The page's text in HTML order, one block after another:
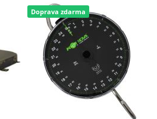
Doprava zdarma